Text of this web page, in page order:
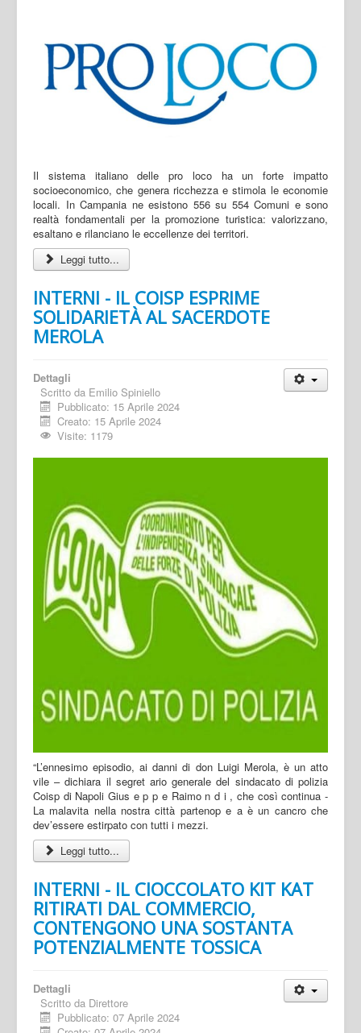
Il sistema italiano delle pro loco ha un forte impatto
socioeconomico, che genera ricchezza e stimola le economie
locali. In Campania ne esistono 556 su 554 Comuni e sono
realtà fondamentali per la promozione turistica: valorizzano,
esaltano e rilanciano le eccellenze dei territori.
Leggi tutto...
INTERNI - IL COISP ESPRIME
SOLIDARIETÀ AL SACERDOTE
MEROLA
Dettagli
Scritto da Emilio Spiniello
Pubblicato: 15 Aprile 2024
Creato: 15 Aprile 2024
Visite: 1179
“L’ennesimo episodio, ai danni di don Luigi Merola, è un atto
vile – dichiara il segret ario generale del sindacato di polizia
Coisp di Napoli Gius e p p e Raimo n d i , che così continua -
La malavita nella nostra città partenop e a è un cancro che
dev’essere estirpato con tutti i mezzi.
Leggi tutto...
INTERNI - IL CIOCCOLATO KIT KAT
RITIRATI DAL COMMERCIO,
CONTENGONO UNA SOSTANTA
POTENZIALMENTE TOSSICA
Dettagli
Scritto da Direttore
Pubblicato: 07 Aprile 2024